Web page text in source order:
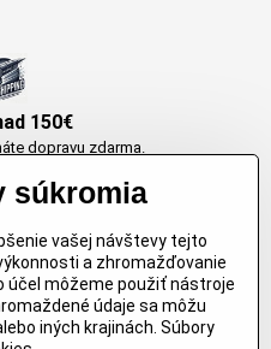
150€
dopravu zdarma.
Arbortech
účel. Záruka kvality v každom
súkromia
vašej návštevy tejto
a zhromažďovanie
účel môžeme použiť nástroje
údaje sa môžu
iných krajinách. Súbory